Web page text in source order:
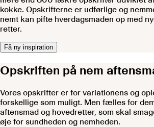
kokke. Opskrifterne er udførlige og
nemt kan pifte hverdagsmaden op med
retter.
Få ny inspiration
Opskriften på nem
Vores opskrifter er for variationens og
forskellige som muligt. Men fælles for
aftensmad og hovedretter, som skal
øje for sundheden og nemheden.